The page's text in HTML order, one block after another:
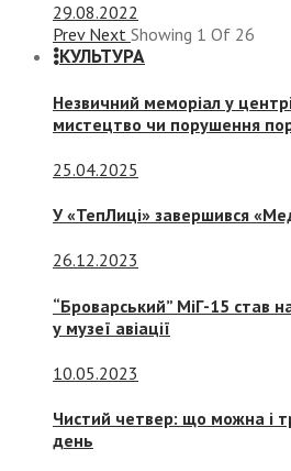
29.08.2022
Prev Next Showing 1 Of 26
КУЛЬТУРА
Незвичний меморіал у
мистецтво чи порушення
25.04.2025
У «ТепЛиці» завершився
26.12.2023
“Броварський” МіГ-15 став
у музеї авіації
10.05.2023
Чистий четвер: що можна і
день